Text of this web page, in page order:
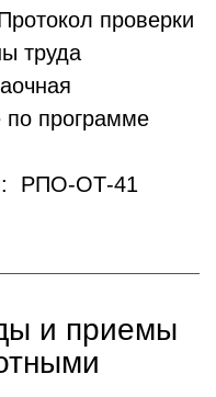
проверки
труда
программе
РПО-ОТ-41
и приемы